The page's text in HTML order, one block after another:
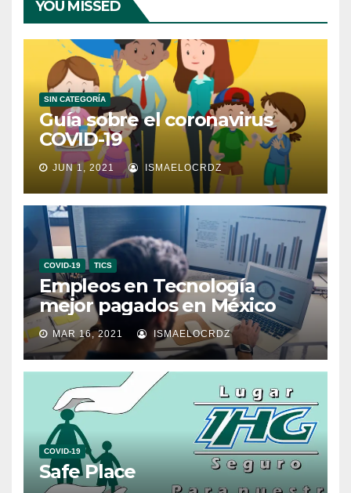
YOU MISSED
SIN CATEGORÍA
Guía sobre el coronavirus
COVID-19
JUN 1, 2021 ISMAELOCRDZ
COVID-19 TICS
Empleos en Tecnología
mejor pagados en México
MAR 16, 2021 ISMAELOCRDZ
COVID-19
Safe Place